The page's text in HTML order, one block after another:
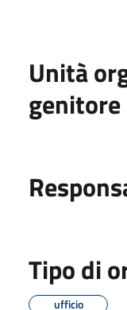
Unità
genitore
Tipo di
ufficio